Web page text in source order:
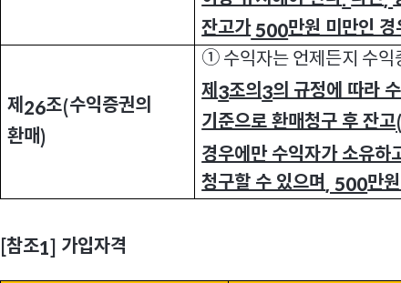
잔고가500만원 미만인
제 26조(수익증권의
환매)
① 수익자는 언제든지 수
제 3조의 3의 규정에 따라
기준으로 환매청구 후 잔고
경우에만 수익자가 소유하
청구할 수 있으며, 500만
참조1] 가입자격